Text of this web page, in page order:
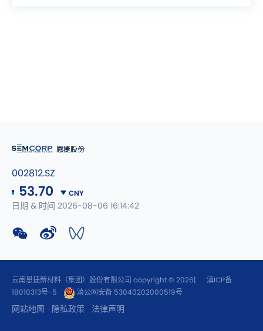
002812.SZ
53.70 CNY
日期 & 时间 2026-08-06 16:14:42
云南恩捷新材料（集团）股份有限公司 copyright © 2026|
滇ICP备
18010313号-5
滇公网安备 53040202000519号
网站地图 隐私政策 法律声明